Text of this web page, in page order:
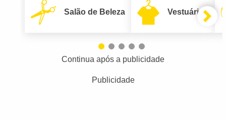
Salão de Beleza Vestuário
Continua após a publicidade
Publicidade